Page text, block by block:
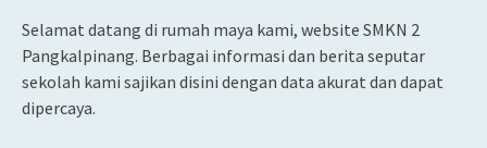
Selamat datang di rumah maya kami, website SMKN 2
Pangkalpinang. Berbagai informasi dan berita seputar
sekolah kami sajikan disini dengan data akurat dan dapat
dipercaya.